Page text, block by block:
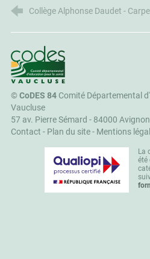
Collège Alphonse Daudet -
CoDES 84
©CoDES 84Comité Départemental
Vaucluse
57 av. Pierre Sémard - 84000
Contact - Plan du site- Mentions
La
été